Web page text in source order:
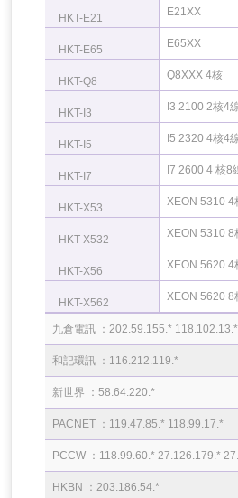
HKT-E21 E21XX
HKT-E65 E65XX
HKT-Q8 Q8XXX 4核
HKT-I3 I3 2100 2核4
HKT-I5 I5 2320 4核4
HKT-I7 I7 2600 4 核8
HKT-X53 XEON 5310 4
HKT-X532 XEON 5310 8
HKT-X56 XEON 5620 4
HKT-X562 XEON 5620 8
九倉電訊 ：202.59.155.* 118.102.13.*
和記環訊 ：116.212.119.*
新世界 ：58.64.220.*
PACNET ：119.47.85.* 118.99.17.*
PCCW ：118.99.60.* 27.126.179.*
HKBN ：203.186.54.*